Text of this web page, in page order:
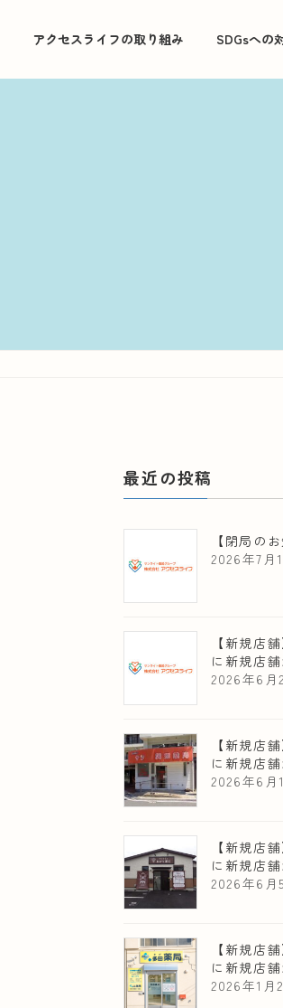
アクセスライフの取り組み SDGsへの
最近の投稿
【閉局の
2026年7月
【新規店
に新規店
2026年6月
【新規店
に新規店
2026年6月
【新規店
に新規店
2026年6月
【新規店
に新規店
2026年1月